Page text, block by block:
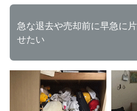
急な退去や売却前に早急に
せたい